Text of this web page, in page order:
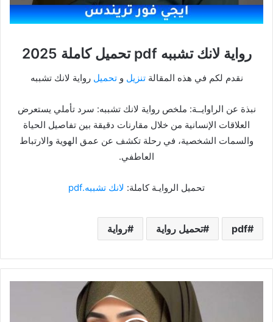
رواية لانك تشببه pdf تحميل كاملة 2025
نقدم لكم في هذه المقالةتنزيل وتحميل رواية لانك تشببه
نبذة عن الراوايــة: ملخص رواية لانك تشببه: سرد تأملي يستعرض
العلاقات الإنسانية من خلال مقارنات دقيقة بين تفاصيل الحياة
والسمات الشخصية، في رحلة تكشف عن عمق الهوية والارتباط
العاطفي.
تحميل الروايـة كاملة: لانك تشببه.pdf
pdf تحميل رواية رواية